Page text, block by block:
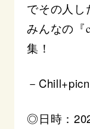
でその人し
みんなの『
集！
－
◎日時：